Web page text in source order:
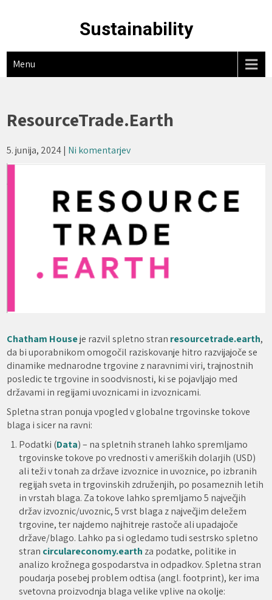
Sustainability
Menu
ResourceTrade.Earth
5. junija, 2024| Ni komentarjev
Chatham Houseje razvil spletno stran resourcetrade.earth,
da bi uporabnikom omogočil raziskovanje hitro razvijajoče se
dinamike mednarodne trgovine z naravnimi viri, trajnostnih
posledic te trgovine in soodvisnosti, ki se pojavljajo med
državami in regijami uvoznicami in izvoznicami.
Spletna stran ponuja vpogled v globalne trgovinske tokove
blaga i sicer na ravni:
Podatki (Data) – na spletnih straneh lahko spremljamo
trgovinske tokove po vrednosti v ameriških dolarjih (USD)
ali teži v tonah za države izvoznice in uvoznice, po izbranih
regijah sveta in trgovinskih združenjih, po posameznih letih
in vrstah blaga. Za tokove lahko spremljamo 5 največjih
držav izvoznic/uvoznic, 5 vrst blaga z največjim deležem
trgovine, ter najdemo najhitreje rastoče ali upadajoče
države/blago. Lahko pa si ogledamo tudi sestrsko spletno
stran circulareconomy.earth za podatke, politike in
analizo krožnega gospodarstva in odpadkov. Spletna stran
poudarja posebej problem odtisa (angl. footprint), ker ima
svetovna proizvodnja blaga velike vplive na okolje: